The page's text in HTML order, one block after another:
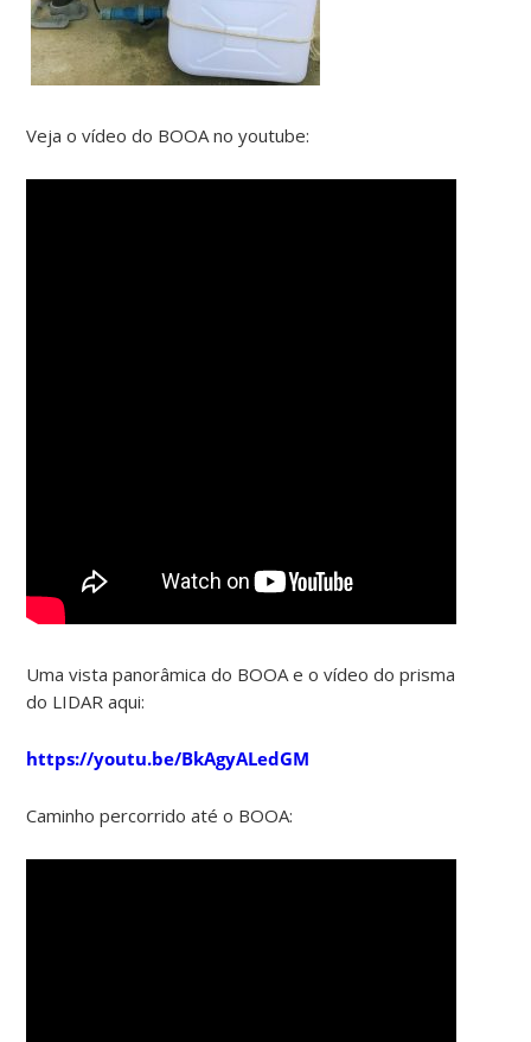
Veja o vídeo do BOOA no youtube:
Uma vista panorâmica do BOOA e o vídeo do prisma
do LIDAR aqui:
https://youtu.be/BkAgyALedGM
Caminho percorrido até o BOOA: